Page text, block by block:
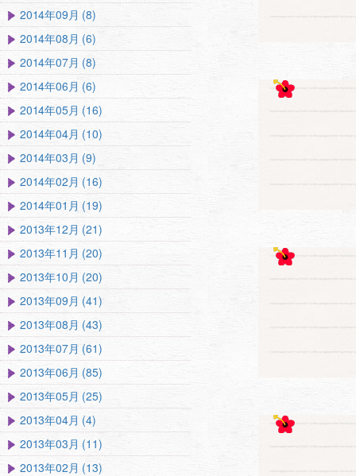
2014年09月 (8)
2014年08月 (6)
2014年07月 (8)
2014年06月 (6)
2014年05月 (16)
2014年04月 (10)
2014年03月 (9)
2014年02月 (16)
2014年01月 (19)
2013年12月 (21)
2013年11月 (20)
2013年10月 (20)
2013年09月 (41)
2013年08月 (43)
2013年07月 (61)
2013年06月 (85)
2013年05月 (25)
2013年04月 (4)
2013年03月 (11)
2013年02月 (13)